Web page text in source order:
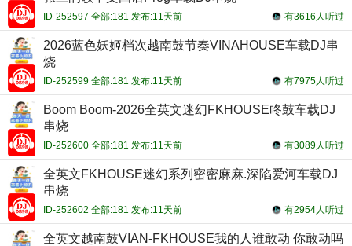
有3616人听过
ID-252597 全部:181 发布:11天前
2026蓝色妖姬档次越南鼓节奏VINAHOUSE车载DJ串
烧
有7975人听过
ID-252599 全部:181 发布:11天前
Boom Boom-2026全英文迷幻FKHOUSE咚鼓车载DJ
串烧
有3089人听过
ID-252600 全部:181 发布:11天前
全英文FKHOUSE迷幻系列密密麻麻.深陷爱河车载DJ
串烧
有2954人听过
ID-252602 全部:181 发布:11天前
全英文越南鼓VIAN-FKHOUSE我的人谁敢动 你敢动吗